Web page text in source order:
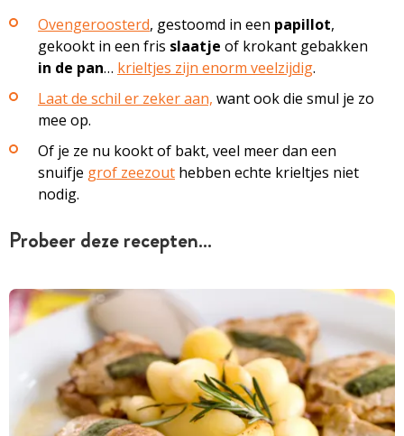
Ovengeroosterd, gestoomd in een papillot,
gekookt in een fris slaatje of krokant gebakken
in de pan… krieltjes zijn enorm veelzijdig.
Laat de schil er zeker aan, want ook die smul je zo
mee op.
Of je ze nu kookt of bakt, veel meer dan een
snuifje grof zeezout hebben echte krieltjes niet
nodig.
Probeer deze recepten…